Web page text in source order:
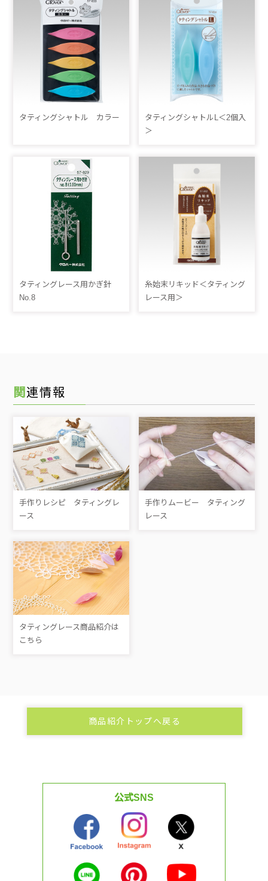
タティングシャトル カラー
タティングシャトルL＜2個入
＞
タティングレース用かぎ針
No.8
糸始末リキッド＜タティング
レース用＞
関連情報
手作りレシピ タティングレ
ース
手作りムービー タティング
レース
タティングレース商品紹介は
こちら
商品紹介トップへ戻る
公式SNS